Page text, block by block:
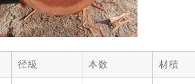
径級 本数 材積